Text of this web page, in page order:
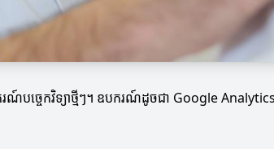
ណ៍បច្ចេកវិទ្យាថ្មីៗ។ ឧបករណ៍ដូចជា Google